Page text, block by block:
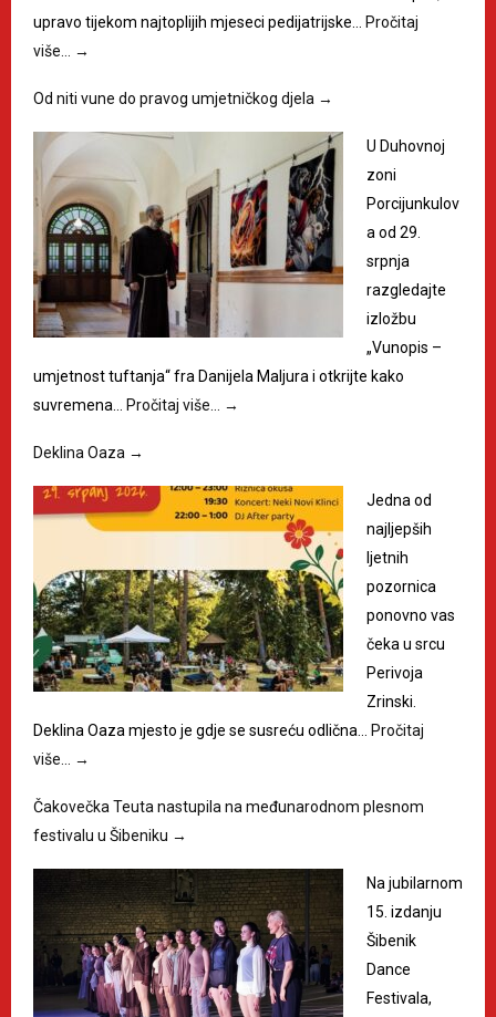
upravo tijekom najtoplijih mjeseci pedijatrijske…
Pročitaj
više…
→
Od niti vune do pravog umjetničkog djela →
U Duhovnoj
zoni
Porcijunkulov
a od 29.
srpnja
razgledajte
izložbu
„Vunopis –
umjetnost tuftanja“ fra Danijela Maljura i otkrijte kako
suvremena…
Pročitaj više… →
Deklina Oaza →
Jedna od
najljepših
ljetnih
pozornica
ponovno vas
čeka u srcu
Perivoja
Zrinski.
Deklina Oaza mjesto je gdje se susreću odlična…
Pročitaj
više…
→
Čakovečka Teuta nastupila na međunarodnom plesnom
festivalu u Šibeniku →
Na jubilarnom
15. izdanju
Šibenik
Dance
Festivala,